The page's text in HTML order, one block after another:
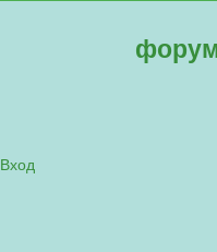
Вход